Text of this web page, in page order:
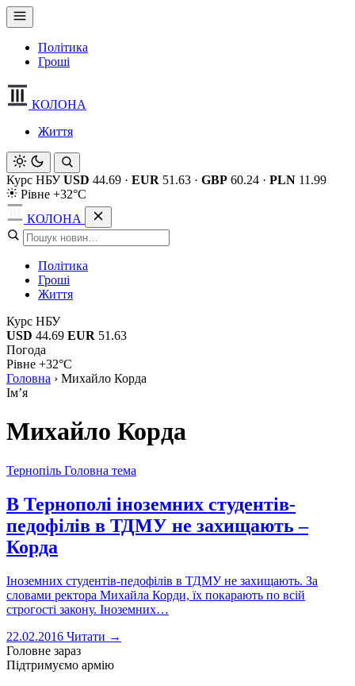
Політика
Гроші
КОЛОНА
Життя
Курс НБУ USD 44.69 · EUR 51.63 · GBP 60.24 · PLN 11.99
Рівне +32°C
КОЛОНА
Політика
Гроші
Життя
Курс НБУ
USD 44.69 EUR 51.63
Погода
Рівне +32°C
Головна › Михайло Корда
Імʼя
Михайло Корда
Тернопіль Головна тема
В Тернополі іноземних студентів-
педофілів в ТДМУ не захищають –
Корда
Іноземних студентів-педофілів в ТДМУ не захищають. За
словами ректора Михайла Корди, їх покарають по всій
строгості закону. Іноземних…
22.02.2016 Читати →
Головне зараз
Підтримуємо армію